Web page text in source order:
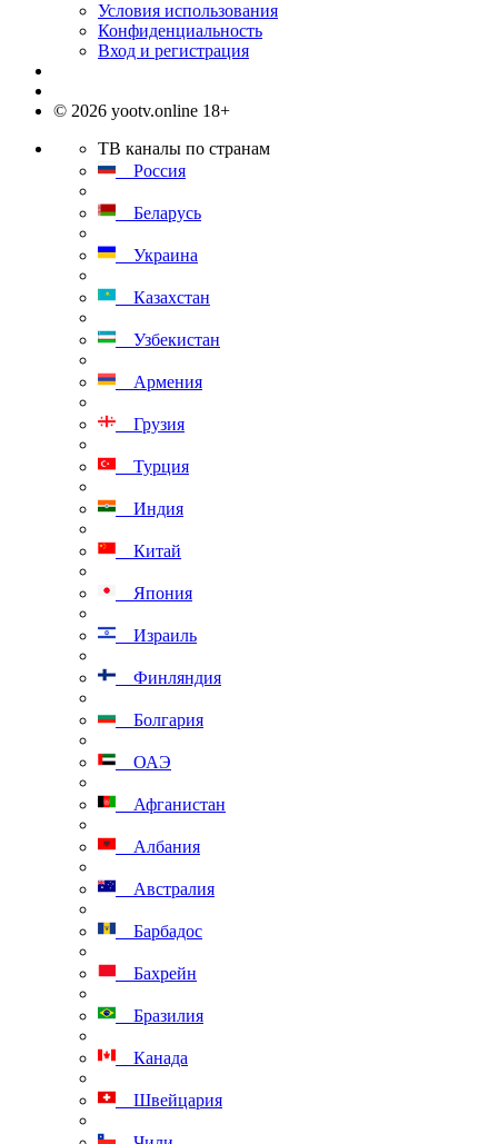
Условия использования
Конфиденциальность
Вход и регистрация
© 2026 yootv.online 18+
ТВ каналы по странам
Россия
Беларусь
Украина
Казахстан
Узбекистан
Армения
Грузия
Турция
Индия
Китай
Япония
Израиль
Финляндия
Болгария
ОАЭ
Афганистан
Албания
Австралия
Барбадос
Бахрейн
Бразилия
Канада
Швейцария